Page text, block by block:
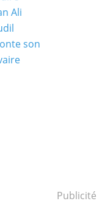
Publicité